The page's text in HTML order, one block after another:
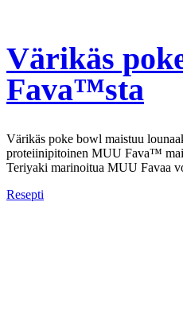
Värikäs
Fava™sta
Värikäs poke bowl maistuu
proteiinipitoinen MUU Fava™
Teriyaki marinoitua MUU Favaa
Resepti